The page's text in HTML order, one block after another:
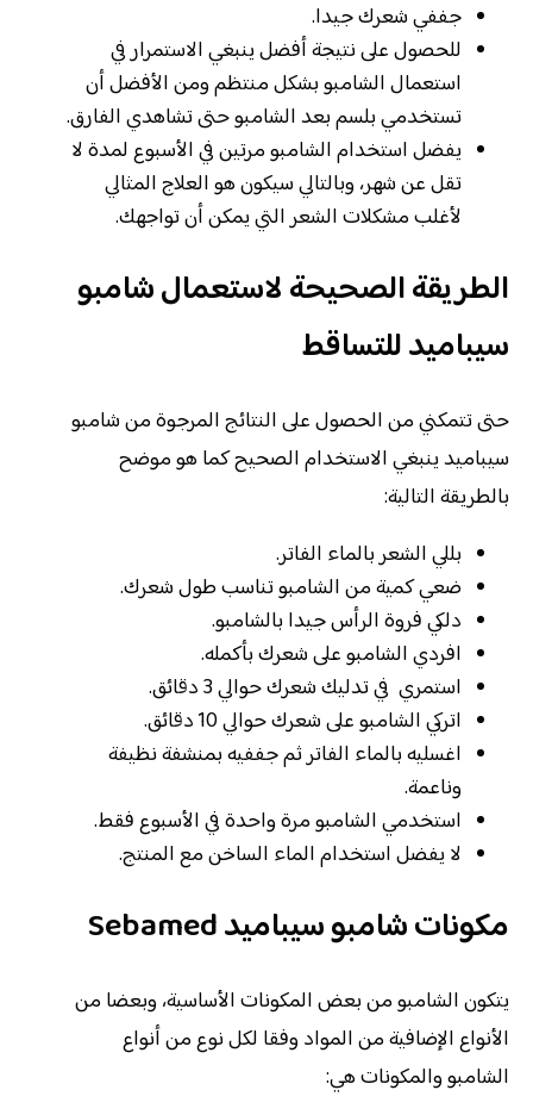
جففي شعرك جيدا.
للحصول على نتيجة أفضل ينبغي الاستمرار في
استعمال الشامبو بشكل منتظم ومن الأفضل أن
تستخدمي بلسم بعد الشامبو حتى تشاهدي الفارق.
يفضل استخدام الشامبو مرتين في الأسبوع لمدة لا
تقل عن شهر، وبالتالي سيكون هو العلاج المثالي
لأغلب مشكلات الشعر التي يمكن أن تواجهك.
الطريقة الصحيحة لاستعمال شامبو
سيباميد للتساقط
حتى تتمكني من الحصول على النتائج المرجوة من شامبو
سيباميد ينبغي الاستخدام الصحيح كما هو موضح
بالطريقة التالية:
بللي الشعر بالماء الفاتر.
ضعي كمية من الشامبو تناسب طول شعرك.
دلكي فروة الرأس جيدا بالشامبو.
افردي الشامبو على شعرك بأكمله.
استمري في تدليك شعرك حوالي 3 دقائق.
اتركي الشامبو على شعرك حوالي 10 دقائق.
اغسليه بالماء الفاتر ثم جففيه بمنشفة نظيفة
وناعمة.
استخدمي الشامبو مرة واحدة في الأسبوع فقط.
لا يفضل استخدام الماء الساخن مع المنتج.
مكونات شامبو سيباميد Sebamed
يتكون الشامبو من بعض المكونات الأساسية، وبعضا من
الأنواع الإضافية من المواد وفقا لكل نوع من أنواع
الشامبو والمكونات هي: